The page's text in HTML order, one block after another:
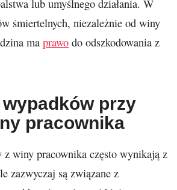
lub umyślnego działania. W
śmiertelnych, niezależnie od winy
ma prawo do odszkodowania z
wypadków przy
pracownika
winy pracownika często wynikają z
zazwyczaj są związane z